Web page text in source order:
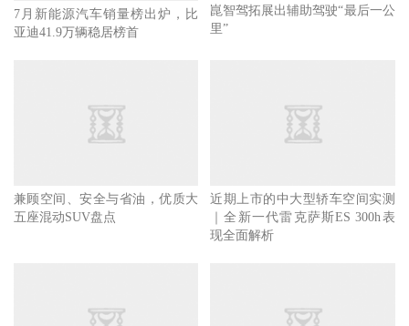
7月新能源汽车销量榜出炉，比
亚迪41.9万辆稳居榜首
崑智驾拓展出辅助驾驶“最后一公
里”
兼顾空间、安全与省油，优质大
五座混动SUV盘点
近期上市的中大型轿车空间实测
｜全新一代雷克萨斯ES 300h表
现全面解析